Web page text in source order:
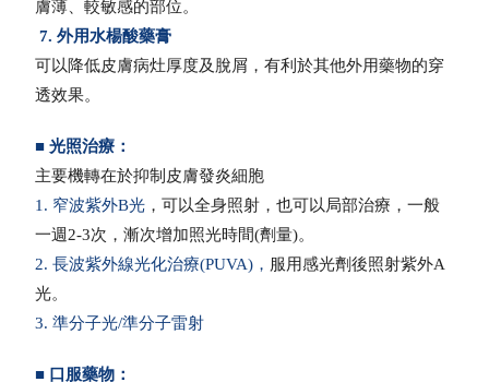
膚薄、較敏感的部位。
7. 外用水楊酸藥膏
可以降低皮膚病灶厚度及脫屑，有利於其他外用藥物的穿
透效果。
■ 光照治療：
主要機轉在於抑制皮膚發炎細胞
1. 窄波紫外B光 ，可以全身照射，也可以局部治療，一般
一週2-3次，漸次增加照光時間(劑量)。
2. 長波紫外線光化治療(PUVA)， 服用感光劑後照射紫外A
光。
3. 準分子光/準分子雷射
■ 口服藥物：